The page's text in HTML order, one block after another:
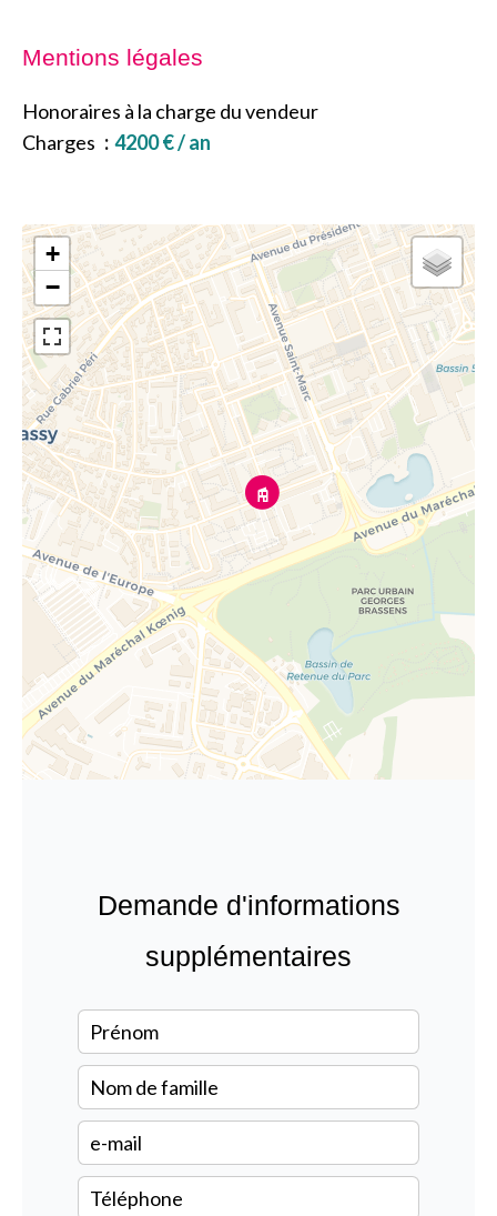
Mentions légales
Honoraires à la charge du vendeur
Charges
4200 € / an
+
−
Demande d'informations
supplémentaires